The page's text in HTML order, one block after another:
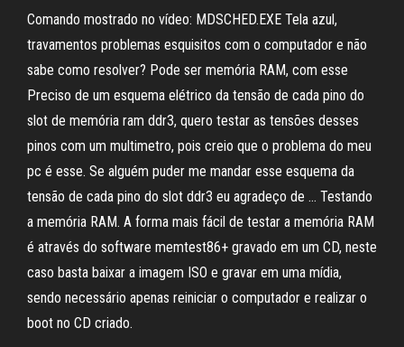
Comando mostrado no vídeo: MDSCHED.EXE Tela azul,
travamentos problemas esquisitos com o computador e não
sabe como resolver? Pode ser memória RAM, com esse
Preciso de um esquema elétrico da tensão de cada pino do
slot de memória ram ddr3, quero testar as tensões desses
pinos com um multimetro, pois creio que o problema do meu
pc é esse. Se alguém puder me mandar esse esquema da
tensão de cada pino do slot ddr3 eu agradeço de … Testando
a memória RAM. A forma mais fácil de testar a memória RAM
é através do software memtest86+ gravado em um CD, neste
caso basta baixar a imagem ISO e gravar em uma mídia,
sendo necessário apenas reiniciar o computador e realizar o
boot no CD criado.